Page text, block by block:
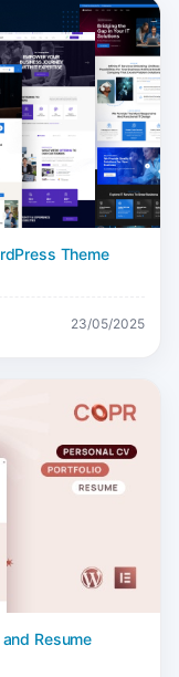
Theme
23/05/2025
Resume